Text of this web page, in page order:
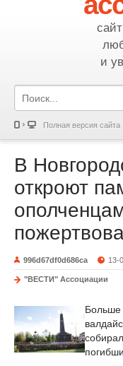
и
Полная версия сайта
В
откроют
996d67df0d686ca 13-
"ВЕСТИ" Ассоциации
Больше